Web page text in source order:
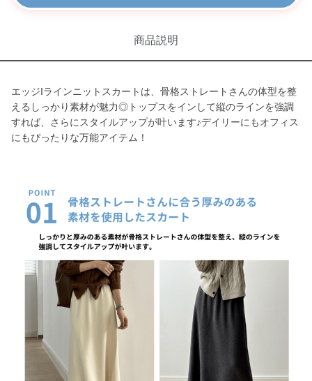
商品説明
エッジIラインニットスカートは、骨格ストレートさんの体型を整
えるしっかり素材が魅力◎トップスをインして縦のラインを強調
すれば、さらにスタイルアップが叶います♪デイリーにもオフィス
にもぴったりな万能アイテム！